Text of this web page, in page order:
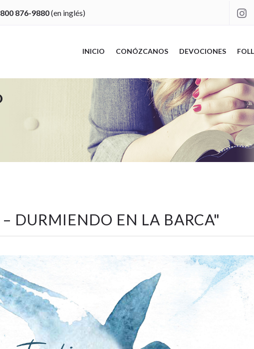
876-9880(en inglés) 
INICIO CONÓZCANOS DEVOCIONES
DURMIENDO EN LA BARCA"